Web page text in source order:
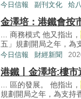
今日信報 副刊文化 烚
金澤培：港鐵會按
... 商務模式 他又指出，
五」規劃開局之年，為
今日信報 財經新聞
港鐵丨金澤培:樓
... 區的發展。 他指出，
規劃開局之年，為支持